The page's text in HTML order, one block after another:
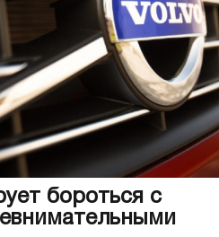
бороться с